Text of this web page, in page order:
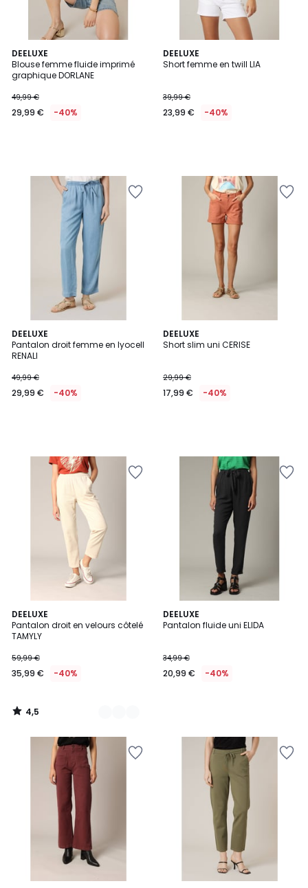
DEELUXE
Blouse femme fluide imprimé
graphique DORLANE
49,99 €
29,99 € -40%
DEELUXE
Short femme en twill LIA
39,99 €
23,99 € -40%
DEELUXE
Pantalon droit femme en lyocell
RENALI
49,99 €
29,99 € -40%
DEELUXE
Short slim uni CERISE
29,99 €
17,99 € -40%
DEELUXE
Pantalon droit en velours côtelé
TAMYLY
59,99 €
35,99 € -40%
4,5
/ 5
2
Couleurs
4,5
/
DEELUXE
Pantalon fluide uni ELIDA
34,99 €
20,99 € -40%